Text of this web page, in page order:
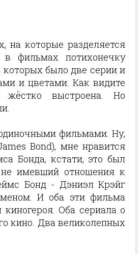
на которые разделяется
в фильмах потихонечку
было две серии и
и цветами. Как видите
жёстко выстроена. Но
фильмами. Ну,
Bond), мне нравится
Бонда, кстати, это был
не имевший отношения к
Бонд - Дэниэл Крэйг
И оба эти фильма
Оба сериала о
кино. Два великолепных